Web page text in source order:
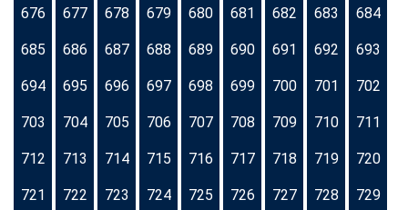
676 677 678 679 680 681 682 683 684
685 686 687 688 689 690 691 692 693
694 695 696 697 698 699 700 701 702
703 704 705 706 707 708 709 710 711
712 713 714 715 716 717 718 719 720
721 722 723 724 725 726 727 728 729